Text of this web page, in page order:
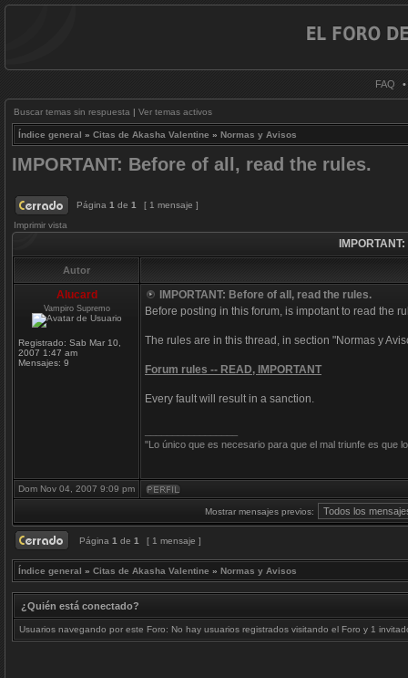
FAQ •
Buscar temas sin respuesta | Ver temas activos
Índice general » Citas de Akasha Valentine » Normas y Avisos
IMPORTANT: Before of all, read the rules.
Página 1 de 1
[ 1 mensaje ]
Imprimir vista
Autor
Alucard
Vampiro Supremo
Registrado: Sab Mar 10,
2007 1:47 am
Mensajes: 9
IMPORTANT: Before of all, read the rules.
Before posting in this forum, is impotant to read the
The rules are in this thread, in section "Normas y
Forum rules -- READ, IMPORTANT
Every fault will result in a sanction.
"Lo único que es necesario para que el mal triunfe es que
Dom Nov 04, 2007 9:09 pm
Mostrar mensajes previos:
Página 1 de 1 [ 1 mensaje ]
Índice general » Citas de Akasha Valentine » Normas y Avisos
¿Quién está conectado?
Usuarios navegando por este Foro: No hay usuarios registrados visitando el Foro y 1